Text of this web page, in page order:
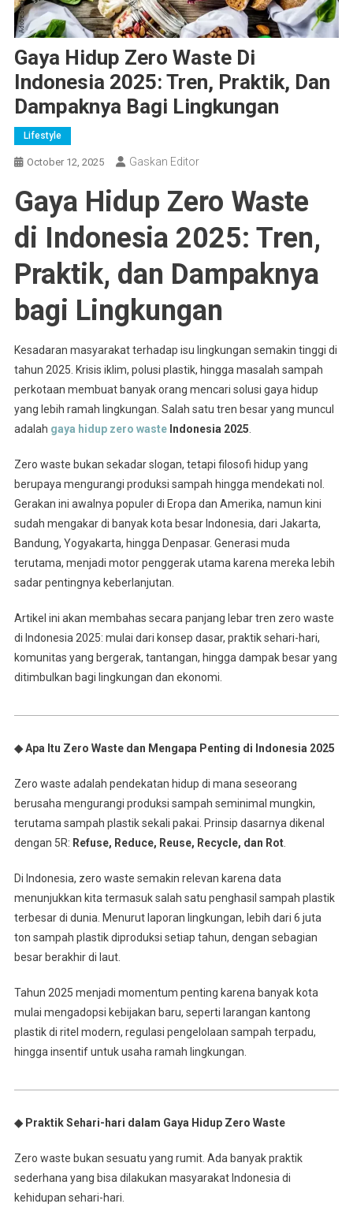
Gaya Hidup Zero Waste Di
Indonesia 2025: Tren, Praktik, Dan
Dampaknya Bagi Lingkungan
Lifestyle
October 12, 2025 Gaskan Editor
Gaya Hidup Zero Waste
di Indonesia 2025: Tren,
Praktik, dan Dampaknya
bagi Lingkungan
Kesadaran masyarakat terhadap isu lingkungan semakin tinggi di
tahun 2025. Krisis iklim, polusi plastik, hingga masalah sampah
perkotaan membuat banyak orang mencari solusi gaya hidup
yang lebih ramah lingkungan. Salah satu tren besar yang muncul
adalah gaya hidup zero wasteIndonesia 2025.
Zero waste bukan sekadar slogan, tetapi filosofi hidup yang
berupaya mengurangi produksi sampah hingga mendekati nol.
Gerakan ini awalnya populer di Eropa dan Amerika, namun kini
sudah mengakar di banyak kota besar Indonesia, dari Jakarta,
Bandung, Yogyakarta, hingga Denpasar. Generasi muda
terutama, menjadi motor penggerak utama karena mereka lebih
sadar pentingnya keberlanjutan.
Artikel ini akan membahas secara panjang lebar tren zero waste
di Indonesia 2025: mulai dari konsep dasar, praktik sehari-hari,
komunitas yang bergerak, tantangan, hingga dampak besar yang
ditimbulkan bagi lingkungan dan ekonomi.
◆ Apa Itu Zero Waste dan Mengapa Penting di Indonesia 2025
Zero waste adalah pendekatan hidup di mana seseorang
berusaha mengurangi produksi sampah seminimal mungkin,
terutama sampah plastik sekali pakai. Prinsip dasarnya dikenal
dengan 5R: Refuse, Reduce, Reuse, Recycle, dan Rot.
Di Indonesia, zero waste semakin relevan karena data
menunjukkan kita termasuk salah satu penghasil sampah plastik
terbesar di dunia. Menurut laporan lingkungan, lebih dari 6 juta
ton sampah plastik diproduksi setiap tahun, dengan sebagian
besar berakhir di laut.
Tahun 2025 menjadi momentum penting karena banyak kota
mulai mengadopsi kebijakan baru, seperti larangan kantong
plastik di ritel modern, regulasi pengelolaan sampah terpadu,
hingga insentif untuk usaha ramah lingkungan.
◆ Praktik Sehari-hari dalam Gaya Hidup Zero Waste
Zero waste bukan sesuatu yang rumit. Ada banyak praktik
sederhana yang bisa dilakukan masyarakat Indonesia di
kehidupan sehari-hari.